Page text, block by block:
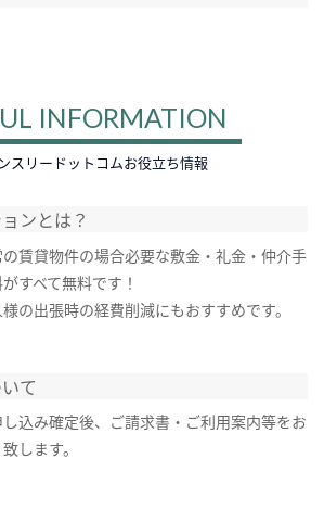
INFORMATION
スリードットコムお役立ち情報
ンとは？
賃貸物件の場合必要な敷金・礼金・仲介手
すべて無料です！
の出張時の経費削減にもおすすめです。
て
し込み確定後、ご請求書・ご利用案内等をお
します。